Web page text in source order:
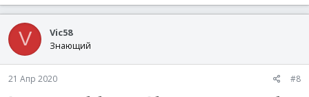
V Vic58
Знающий
21 Апр 2020 #8